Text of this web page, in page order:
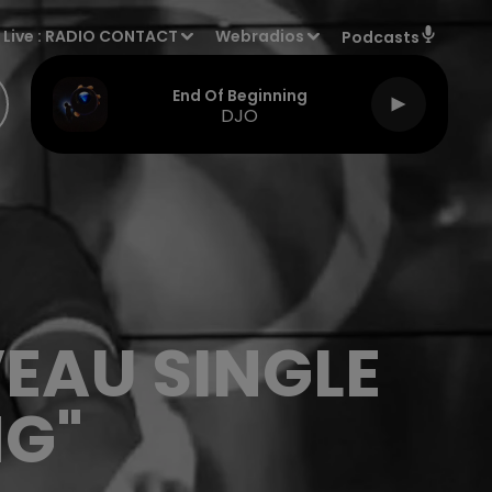
Live : RADIO CONTACT Webradios Podcasts
End Of Beginning
DJO
SINGLE